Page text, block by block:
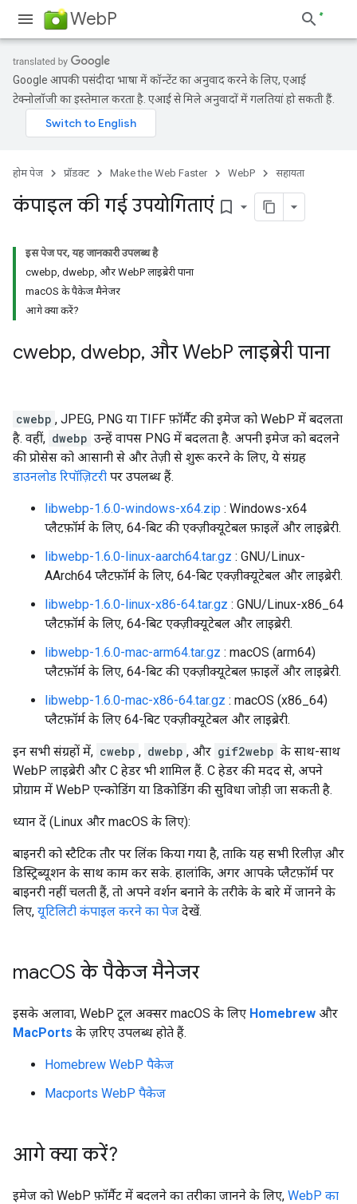
WebP
Google आपकी पसंदीदा भाषा में कॉन्टेंट का अनुवाद करने के लिए, एआई
टेक्नोलॉजी का इस्तेमाल करता है. एआई से मिले अनुवादों में गलतियां हो सकती हैं.
होम पेज प्रॉडक्ट Make the Web Faster WebP सहायता
कंपाइल की गई उपयोगिताएं bookmark_border
इस पेज पर, यह जानकारी उपलब्ध है
cwebp, dwebp, और WebP लाइब्रेरी पाना
macOS के पैकेज मैनेजर
आगे क्या करें?
cwebp, dwebp, और WebP लाइब्रेरी पाना
cwebp , JPEG, PNG या TIFF फ़ॉर्मैट की इमेज को WebP में बदलता
है. वहीं, dwebp उन्हें वापस PNG में बदलता है. अपनी इमेज को बदलने
की प्रोसेस को आसानी से और तेज़ी से शुरू करने के लिए, ये संग्रह
डाउनलोड रिपॉज़िटरी पर उपलब्ध हैं.
libwebp-1.6.0-windows-x64.zip : Windows-x64
प्लैटफ़ॉर्म के लिए, 64-बिट की एक्ज़ीक्यूटेबल फ़ाइलें और लाइब्रेरी.
libwebp-1.6.0-linux-aarch64.tar.gz : GNU/Linux-
AArch64 प्लैटफ़ॉर्म के लिए, 64-बिट एक्ज़ीक्यूटेबल और लाइब्रेरी.
libwebp-1.6.0-linux-x86-64.tar.gz : GNU/Linux-x86_64
प्लैटफ़ॉर्म के लिए, 64-बिट एक्ज़ीक्यूटेबल और लाइब्रेरी.
libwebp-1.6.0-mac-arm64.tar.gz : macOS (arm64)
प्लैटफ़ॉर्म के लिए, 64-बिट की एक्ज़ीक्यूटेबल फ़ाइलें और लाइब्रेरी.
libwebp-1.6.0-mac-x86-64.tar.gz : macOS (x86_64)
प्लैटफ़ॉर्म के लिए 64-बिट एक्ज़ीक्यूटेबल और लाइब्रेरी.
इन सभी संग्रहों में, cwebp , dwebp , और gif2webp के साथ-साथ
WebP लाइब्रेरी और C हेडर भी शामिल हैं. C हेडर की मदद से, अपने
प्रोग्राम में WebP एन्कोडिंग या डिकोडिंग की सुविधा जोड़ी जा सकती है.
ध्यान दें (Linux और macOS के लिए):
बाइनरी को स्टैटिक तौर पर लिंक किया गया है, ताकि यह सभी रिलीज़ और
डिस्ट्रिब्यूशन के साथ काम कर सके. हालांकि, अगर आपके प्लैटफ़ॉर्म पर
बाइनरी नहीं चलती हैं, तो अपने वर्शन बनाने के तरीके के बारे में जानने के
लिए, यूटिलिटी कंपाइल करने का पेज देखें.
macOS के पैकेज मैनेजर
इसके अलावा, WebP टूल अक्सर macOS के लिए Homebrew और
MacPorts के ज़रिए उपलब्ध होते हैं.
Homebrew WebP पैकेज
Macports WebP पैकेज
आगे क्या करें?
इमेज को WebP फ़ॉर्मैट में बदलने का तरीका जानने के लिए, WebP का